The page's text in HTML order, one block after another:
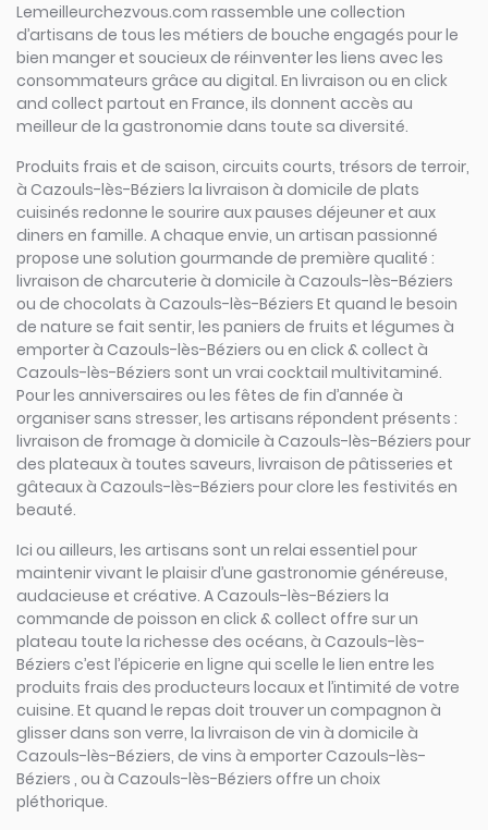
Lemeilleurchezvous.com rassemble une collection
d’artisans de tous les métiers de bouche engagés pour le
bien manger et soucieux de réinventer les liens avec les
consommateurs grâce au digital. En livraison ou en click
and collect partout en France, ils donnent accès au
meilleur de la gastronomie dans toute sa diversité.
Produits frais et de saison, circuits courts, trésors de terroir,
à Cazouls-lès-Béziers la livraison à domicile de plats
cuisinés redonne le sourire aux pauses déjeuner et aux
diners en famille. A chaque envie, un artisan passionné
propose une solution gourmande de première qualité :
livraison de charcuterie à domicile à Cazouls-lès-Béziers
ou de chocolats à Cazouls-lès-Béziers Et quand le besoin
de nature se fait sentir, les paniers de fruits et légumes à
emporter à Cazouls-lès-Béziers ou en click & collect à
Cazouls-lès-Béziers sont un vrai cocktail multivitaminé.
Pour les anniversaires ou les fêtes de fin d’année à
organiser sans stresser, les artisans répondent présents :
livraison de fromage à domicile à Cazouls-lès-Béziers pour
des plateaux à toutes saveurs, livraison de pâtisseries et
gâteaux à Cazouls-lès-Béziers pour clore les festivités en
beauté.
Ici ou ailleurs, les artisans sont un relai essentiel pour
maintenir vivant le plaisir d’une gastronomie généreuse,
audacieuse et créative. A Cazouls-lès-Béziers la
commande de poisson en click & collect offre sur un
plateau toute la richesse des océans, à Cazouls-lès-
Béziers c’est l’épicerie en ligne qui scelle le lien entre les
produits frais des producteurs locaux et l’intimité de votre
cuisine. Et quand le repas doit trouver un compagnon à
glisser dans son verre, la livraison de vin à domicile à
Cazouls-lès-Béziers, de vins à emporter Cazouls-lès-
Béziers , ou à Cazouls-lès-Béziers offre un choix
pléthorique.